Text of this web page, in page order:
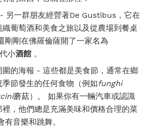
- 另一群朋友經營著De Gustibus，它在
葡萄酒和美食之旅以及從農場到餐桌
剛剛在佛羅倫薩開了一家名為
小酒館 。
圍的海報 - 這些都是美食節，通常在鄉
節發生的任何食物（例如funghi
蘑菇）。 如果你有一輛汽車或認識
，他們總是充滿美味和價格合理的菜
音樂和跳舞。